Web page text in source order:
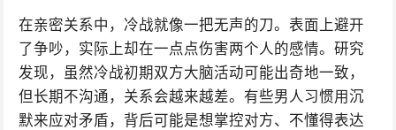
在亲密关系中，冷战就像一把无声的刀。表面上避开
了争吵，实际上却在一点点伤害两个人的感情。研究
发现，虽然冷战初期双方大脑活动可能出奇地一致，
但长期不沟通，关系会越来越差。有些男人习惯用沉
默来应对矛盾，背后可能是想掌控对方、不懂得表达